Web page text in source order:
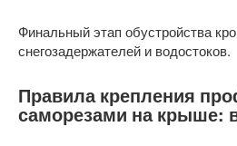
Финальный этап обустройства
снегозадержателей и водостоков.
Правила крепления
саморезами на крыше: